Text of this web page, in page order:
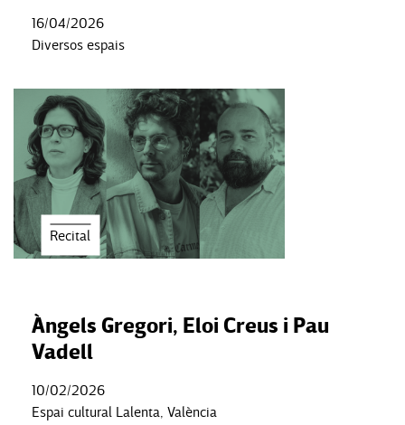
16/04/2026
Diversos espais
Recital
Àngels Gregori, Eloi Creus i Pau
Vadell
10/02/2026
Espai cultural Lalenta, València